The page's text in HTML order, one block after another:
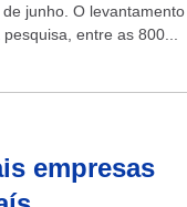
junho. O levantamento
entre as 800...
empresas